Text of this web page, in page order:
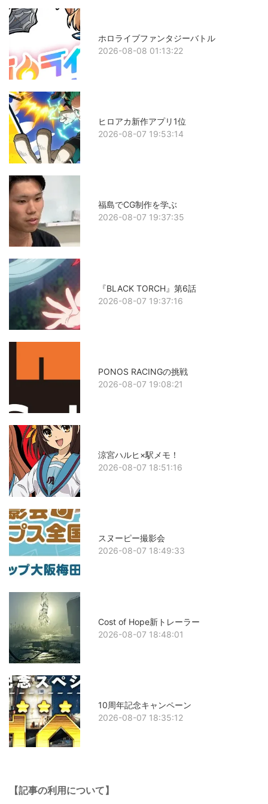
ホロライブファンタジーバトル
2026-08-08 01:13:22
ヒロアカ新作アプリ1位
2026-08-07 19:53:14
福島でCG制作を学ぶ
2026-08-07 19:37:35
『BLACK TORCH』第6話
2026-08-07 19:37:16
PONOS RACINGの挑戦
2026-08-07 19:08:21
涼宮ハルヒ×駅メモ！
2026-08-07 18:51:16
スヌーピー撮影会
2026-08-07 18:49:33
Cost of Hope新トレーラー
2026-08-07 18:48:01
10周年記念キャンペーン
2026-08-07 18:35:12
【記事の利用について】